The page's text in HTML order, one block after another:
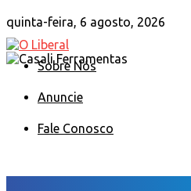
quinta-feira, 6 agosto, 2026
Sobre Nós
Anuncie
Fale Conosco